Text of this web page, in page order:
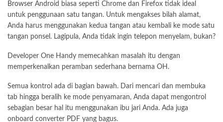
Browser Android biasa seperti Chrome dan Firefox tidak ideal
untuk penggunaan satu tangan. Untuk mengakses bilah alamat,
Anda harus menggunakan kedua tangan atau kembali ke mode satu
tangan ponsel. Lagipula, Anda tidak ingin telepon menyelam, bukan?
Developer One Handy memecahkan masalah itu dengan
memperkenalkan peramban sederhana bernama OH.
Semua kontrol ada di bagian bawah. Dari mencari dan membuka
tab hingga beralih ke mode penyamaran, Anda dapat mengontrol
sebagian besar hal itu menggunakan ibu jari Anda. Ada juga
onboard converter PDF yang bagus.